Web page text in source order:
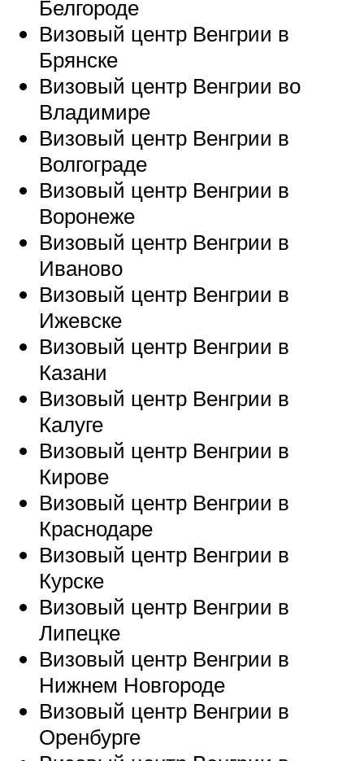
Белгороде
Визовый центр Венгрии в
Брянске
Визовый центр Венгрии во
Владимире
Визовый центр Венгрии в
Волгограде
Визовый центр Венгрии в
Воронеже
Визовый центр Венгрии в
Иваново
Визовый центр Венгрии в
Ижевске
Визовый центр Венгрии в
Казани
Визовый центр Венгрии в
Калуге
Визовый центр Венгрии в
Кирове
Визовый центр Венгрии в
Краснодаре
Визовый центр Венгрии в
Курске
Визовый центр Венгрии в
Липецке
Визовый центр Венгрии в
Нижнем Новгороде
Визовый центр Венгрии в
Оренбурге